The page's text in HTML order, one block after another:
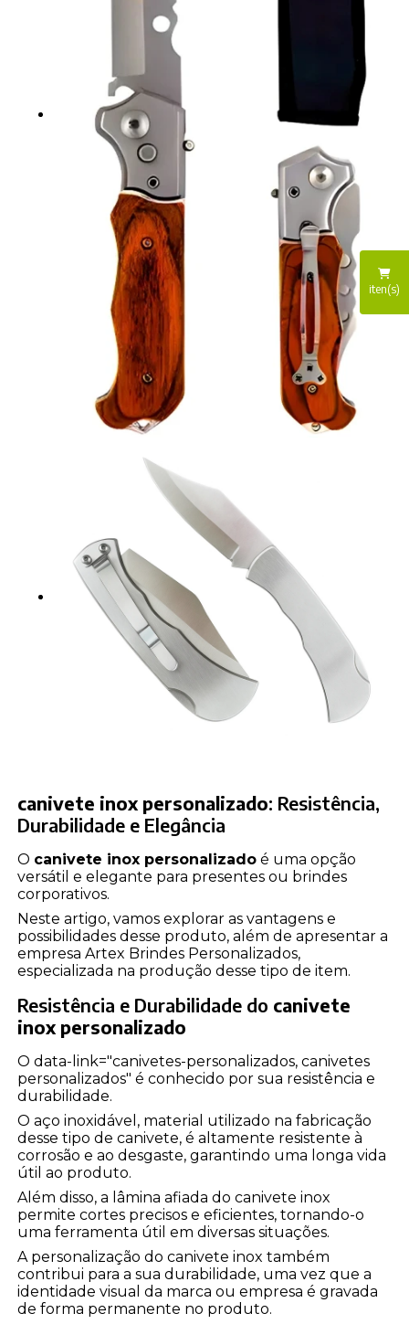
iten(s)
canivete inox personalizado: Resistência,
Durabilidade e Elegância
O canivete inox personalizado é uma opção
versátil e elegante para presentes ou brindes
corporativos.
Neste artigo, vamos explorar as vantagens e
possibilidades desse produto, além de apresentar a
empresa Artex Brindes Personalizados,
especializada na produção desse tipo de item.
Resistência e Durabilidade do canivete
inox personalizado
O data-link="canivetes-personalizados, canivetes
personalizados" é conhecido por sua resistência e
durabilidade.
O aço inoxidável, material utilizado na fabricação
desse tipo de canivete, é altamente resistente à
corrosão e ao desgaste, garantindo uma longa vida
útil ao produto.
Além disso, a lâmina afiada do canivete inox
permite cortes precisos e eficientes, tornando-o
uma ferramenta útil em diversas situações.
A personalização do canivete inox também
contribui para a sua durabilidade, uma vez que a
identidade visual da marca ou empresa é gravada
de forma permanente no produto.